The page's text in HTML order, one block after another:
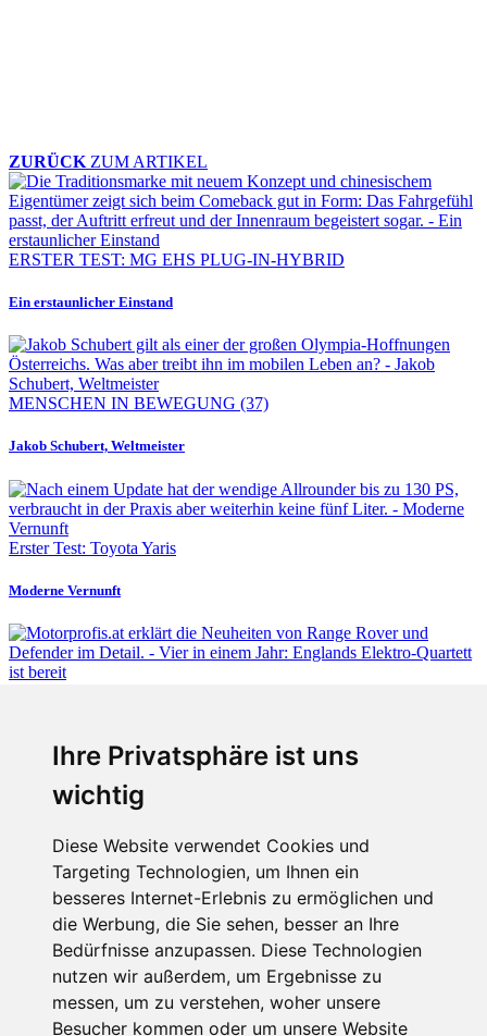
Ihre Privatsphäre ist uns
wichtig
Diese Website verwendet Cookies und
Targeting Technologien, um Ihnen ein
besseres Internet-Erlebnis zu ermöglichen und
die Werbung, die Sie sehen, besser an Ihre
Bedürfnisse anzupassen. Diese Technologien
nutzen wir außerdem, um Ergebnisse zu
messen, um zu verstehen, woher unsere
Besucher kommen oder um unsere Website
ZURÜCK ZUM ARTIKEL
ERSTER TEST: MG EHS PLUG-IN-HYBRID
Ein erstaunlicher Einstand
MENSCHEN IN BEWEGUNG (37)
Jakob Schubert, Weltmeister
Erster Test: Toyota Yaris
Moderne Vernunft
Vier in einem Jahr: Englands Elektro-Quartett ist bereit
Fabian Steiner
Auto heißt Auto: Wie man die Klimaanlage bedient (und wie nicht)
Menschen in Bewegung